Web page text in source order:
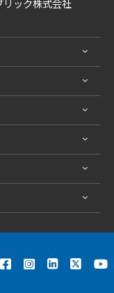
リック株式会社